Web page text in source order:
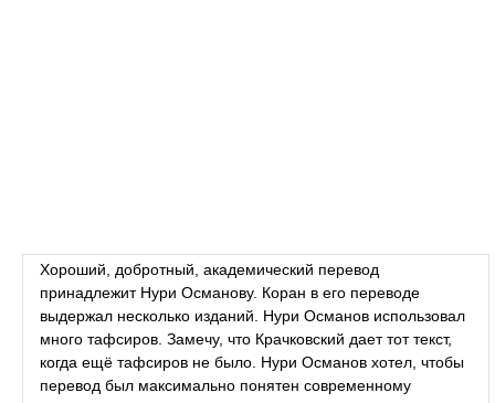
Хороший, добротный, академический перевод
принадлежит Нури Османову. Коран в его переводе
выдержал несколько изданий. Нури Османов использовал
много тафсиров. Замечу, что Крачковский дает тот текст,
когда ещё тафсиров не было. Нури Османов хотел, чтобы
перевод был максимально понятен современному